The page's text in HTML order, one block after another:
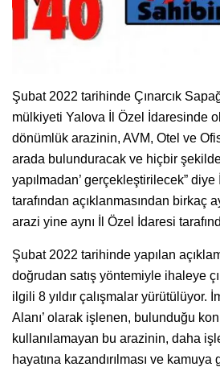
Şubat 2022 tarihinde Çınarcık
mülkiyeti Yalova İl Özel İdaresinde
dönümlük arazinin, AVM, Otel ve
arada bulunduracak ve hiçbir şekilde
yapılmadan’ gerçekleştirilecek”
tarafından açıklanmasından birkaç
arazi yine aynı İl Özel İdaresi
Şubat 2022 tarihinde yapılan
doğrudan satış yöntemiyle ihaleye
ilgili 8 yıldır çalışmalar yürütülüyor.
Alanı’ olarak işlenen, bulunduğu
kullanılamayan bu arazinin, daha
hayatına kazandırılması ve